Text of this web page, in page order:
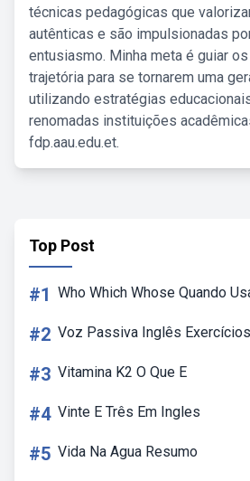
técnicas pedagógicas que
autênticas e são impulsionadas
entusiasmo. Minha meta é guiar
trajetória para se tornarem uma
utilizando estratégias
renomadas instituições
fdp.aau.edu.et.
Top Post
#1 Who Which Whose Quando
#2 Voz Passiva Inglês
#3 Vitamina K2 O Que E
#4 Vinte E Três Em Ingles
#5 Vida Na Agua Resumo